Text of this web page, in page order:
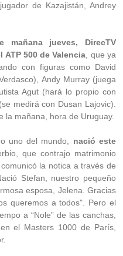
de Kazajistán, Andrey
mañana jueves, DirecTV
500 de Valencia , que ya
con figuras como David
Andy Murray (juega
Agut (hará lo propio con
medirá con Dusan Lajovic).
la mañana, hora de Uruguay.
uno del mundo, nació este
que contrajo matrimonio
la notica a través de
Stefan, nuestro pequeño
esposa, Jelena. Gracias
queremos a todos". Pero el
a “Nole” de las canchas,
el Masters 1000 de París,